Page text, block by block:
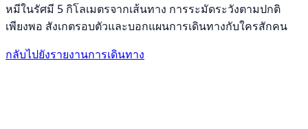
หมีในรัศมี 5 กิโลเมตรจากเส้นทาง การระมัดระวังตามปกติ
เพียงพอ สังเกตรอบตัวและบอกแผนการเดินทางกับใครสักคน
กลับไปยังรายงานการเดินทาง